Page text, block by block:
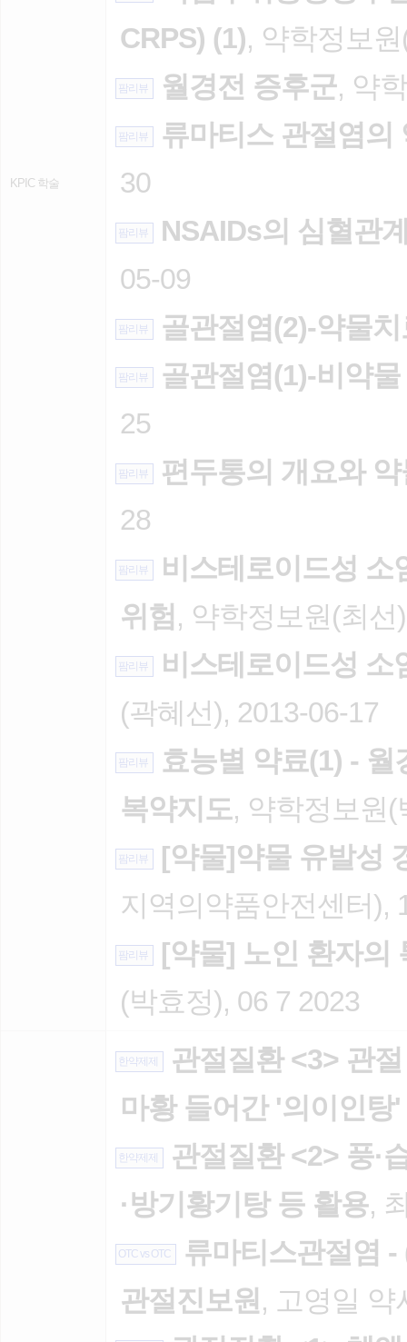
KPIC 학술
CRPS) (1), 약학정보
팜리뷰 월경전 증후군, 약
팜리뷰
류마티스 관절염의
30
팜리뷰
NSAIDs의 심혈관
05-09
팜리뷰 골관절염(2)-약물
팜리뷰
골관절염(1)-비약
25
팜리뷰
편두통의 개요와
28
팜리뷰
비스테로이드성 소
위험 , 약학정보원(최선
팜리뷰
비스테로이드성 소
(곽혜선), 2013-06-17
팜리뷰
효능별 약료(1) -
복약지도, 약학정보원
팜리뷰
[약물]약물 유발성
지역의약품안전센터),
팜리뷰
[약물] 노인 환자의
(박효정), 06 7 2023
한약제제
관절질환 <3> 관
마황 들어간 '의이인탕
한약제제
관절질환 <2> 풍·
·방기황기탕 등 활용,
OTC vs OTC
류마티스관절염
관절진보원 , 고영일 약